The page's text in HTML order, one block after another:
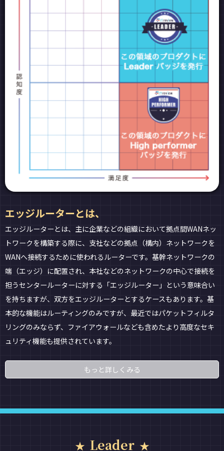
エッジルーターとは、
エッジルーターとは、主に企業などの組織において拠点間WANネッ
トワークを構築する際に、支社などの拠点（構内）ネットワークを
WANへ接続するために使われるルーターです。基幹ネットワークの
端（エッジ）に配置され、本社などのネットワークの中心で接続を
担うセンタールーターに対する「エッジルーター」という意味合い
を持ちますが、双方をエッジルーターとするケースもあります。基
本的な機能はルーティングのみですが、最近ではパケットフィルタ
リングのみならず、ファイアウォールなども含めたより高度なセキ
ュリティ機能も提供されています。
もっと詳しくみる
Leader